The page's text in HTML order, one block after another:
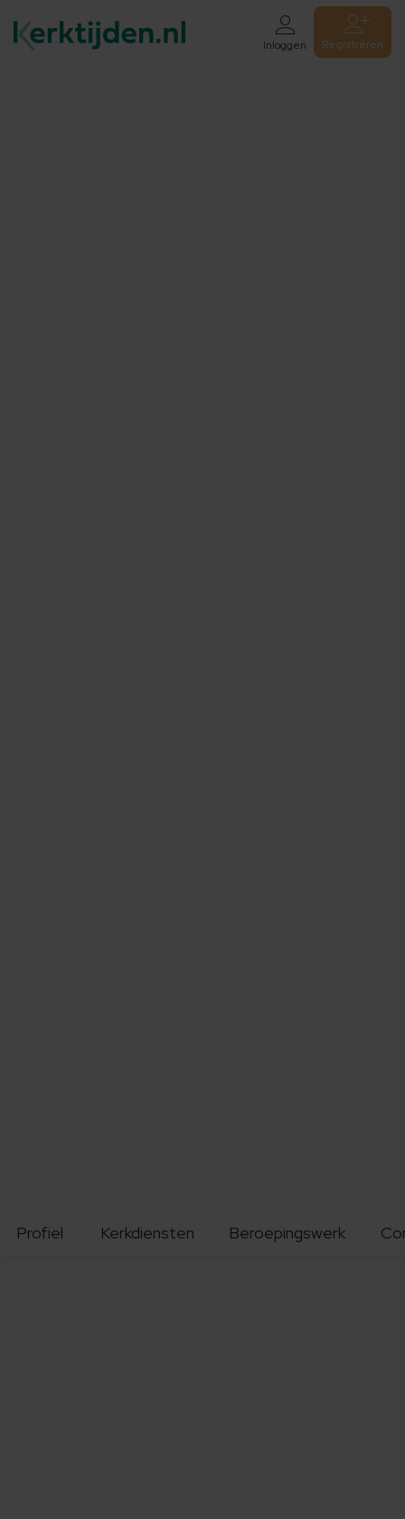
Inloggen Registreren
Profiel Kerkdiensten Beroepingswerk